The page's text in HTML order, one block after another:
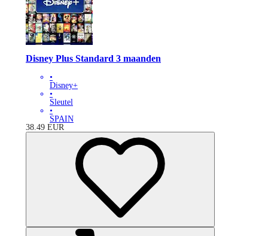
Disney Plus Standard 3 maanden
•
Disney+
•
Sleutel
•
SPAIN
38.49 EUR